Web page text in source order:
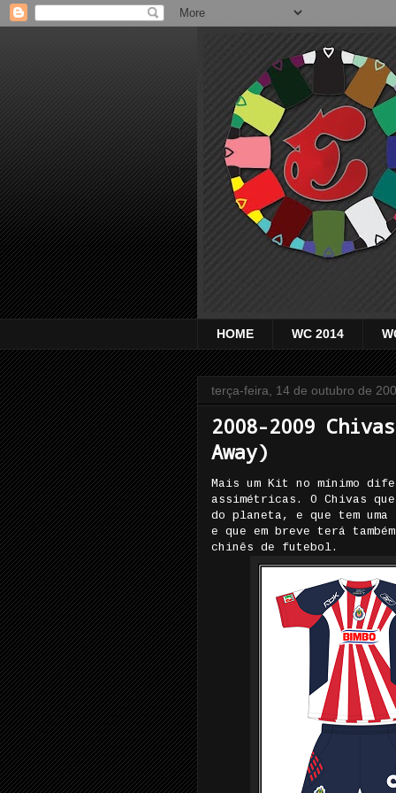
HOME WC 2014
terça-feira, 14 de outubro de
2008-2009
Away)
Mais um Kit no mínimo
assimétricas. O Chivas
do planeta, e que tem
e que em breve terá
chinês de futebol.